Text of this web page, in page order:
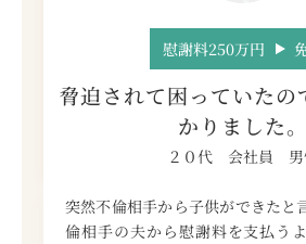
慰謝料250万円
脅迫されて困っていたの
かりました。
２０代 会社員 男
突然不倫相手から子供ができたと
倫相手の夫から慰謝料を支払う